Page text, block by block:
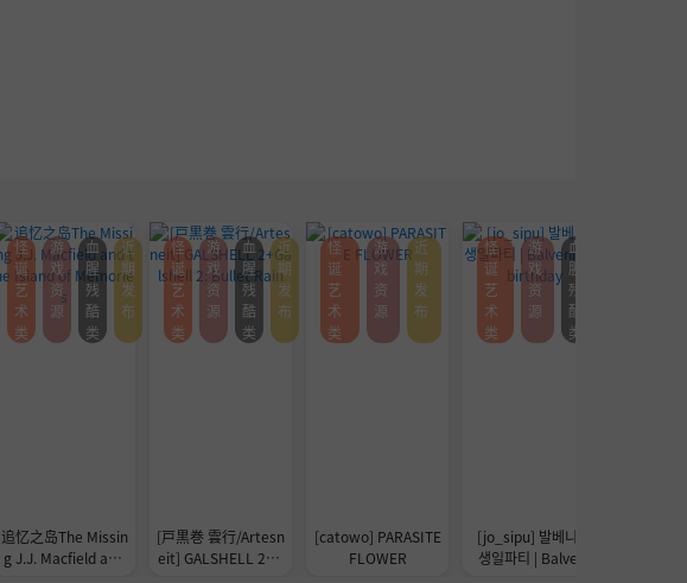
追忆之岛The Missin
g J.J. Macfield and
怪
诞
艺
术
类
游
戏
资
源
血
腥
残
酷
类
近
期
发
布
[戸黒巻 雲行/Artesn
eit] GALSHELL 2+G
怪
诞
艺
术
类
游
戏
资
源
血
腥
残
酷
类
近
期
发
布
[catowo] PARASITE
FLOWER
怪
诞
艺
术
类
游
戏
资
源
近
期
发
布
[jo_sipu] 발베니의
생일파티 | Balveni
怪
诞
艺
术
类
游
戏
资
源
血
腥
残
酷
类